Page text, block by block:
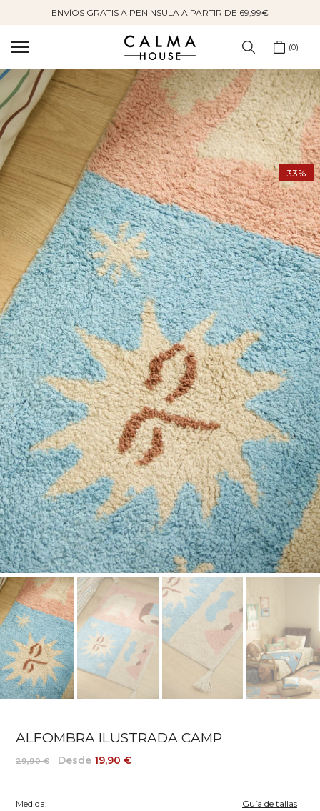
contenido
ENVÍOS GRATIS A PENÍNSULA A PARTIR DE 69,99€
0
33%
ALFOMBRA ILUSTRADA CAMP
29,90 € Desde 19,90 €
Medida: Guía de tallas